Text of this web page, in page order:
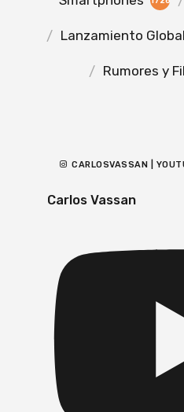
Lanzamiento Global
Rumores y
CARLOSVASSAN |
Carlos Vassan